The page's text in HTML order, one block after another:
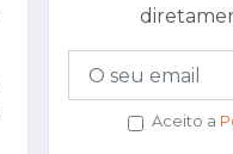
Aceito a